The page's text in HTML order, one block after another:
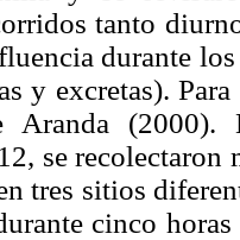
tanto
durante
y excretas).
Aranda
se
tres sitios
cinco